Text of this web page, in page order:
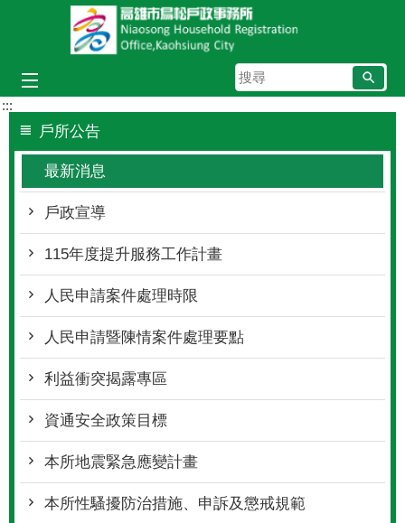
跳到主要內容區塊
搜
尋
:::
戶所公告
最新消息
戶政宣導
115年度提升服務工作計畫
人民申請案件處理時限
人民申請暨陳情案件處理要點
利益衝突揭露專區
資通安全政策目標
本所地震緊急應變計畫
本所性騷擾防治措施、申訴及懲戒規範